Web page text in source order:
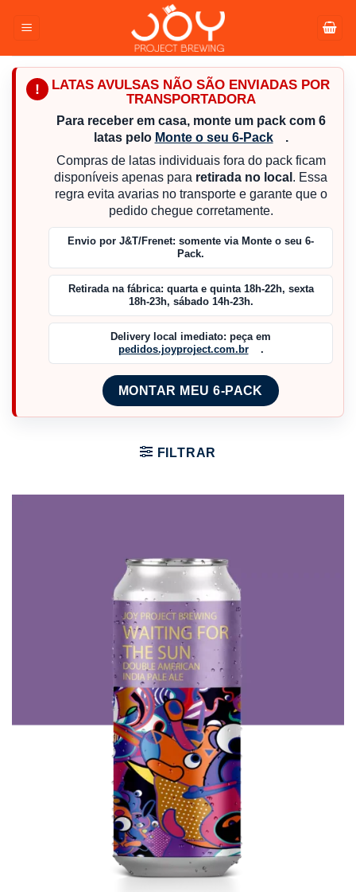
para
conteúdo
!
LATAS AVULSAS NÃO SÃO ENVIADAS POR
TRANSPORTADORA
Para receber em casa, monte um pack com 6
latas pelo Monte o seu 6-Pack
.
Compras de latas individuais fora do pack ficam
disponíveis apenas para retirada no local . Essa
regra evita avarias no transporte e garante que o
pedido chegue corretamente.
Envio por J&T/Frenet: somente via Monte o seu 6-
Pack.
Retirada na fábrica: quarta e quinta 18h-22h, sexta
18h-23h, sábado 14h-23h.
Delivery local imediato: peça em
pedidos.joyproject.com.br
.
MONTAR MEU 6-PACK
FILTRAR